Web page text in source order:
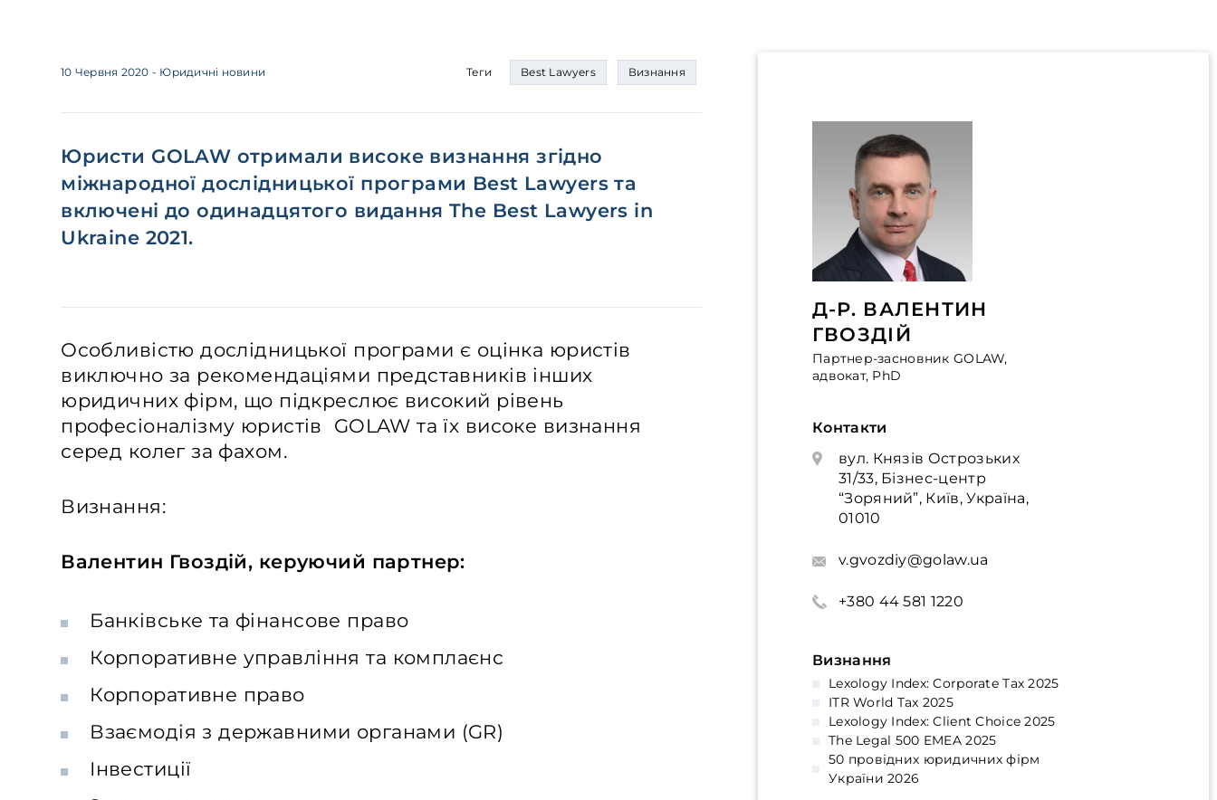
10 Червня 2020 - Юридичні новини Теги Best Lawyers Визнання
Юристи GOLAW отримали високе визнання згідно
міжнародної дослідницької програми Best Lawyers та
включені до одинадцятого видання The Best Lawyers in
Ukraine 2021.
Особливістю дослідницької програми є оцінка юристів
виключно за рекомендаціями представників інших
юридичних фірм, що підкреслює високий рівень
професіоналізму юристів GOLAW та їх високе визнання
серед колег за фахом.
Визнання:
Валентин Гвоздій, керуючий партнер:
Банківське та фінансове право
Корпоративне управління та комплаєнс
Корпоративне право
Взаємодія з державними органами (GR)
Інвестиції
Д-Р. ВАЛЕНТИН
ГВОЗДІЙ
Партнер-засновник GOLAW,
адвокат, PhD
Контакти
вул. Князів Острозьких
31/33, Бізнес-центр
“Зоряний”, Київ, Україна,
01010
v.gvozdiy@golaw.ua
+380 44 581 1220
Визнання
Lexology Index: Corporate Tax 2025
ITR World Tax 2025
Lexology Index: Client Choice 2025
The Legal 500 EMEA 2025
50 провідних юридичних фірм
України 2026